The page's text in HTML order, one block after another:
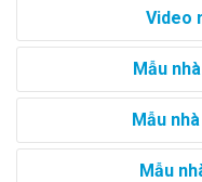
Video
Mẫu
Mẫu
Mẫu